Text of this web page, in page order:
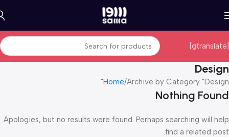
Design
Home Archive by Category "Design"
Nothing Found
Apologies, but no results were found. Perhaps searching will help
find a related post.